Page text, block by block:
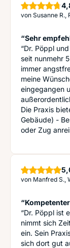
von Susanne R.,
“Sehr
“Dr. Pöppl
seit nunmehr
immer
meine
eingegangen
Die Praxis
Gebäude) -
oder Zug
von Manfred S.,
“Dr. Pöppl ist
nimmt sich
ein. Sein
sich dort gut